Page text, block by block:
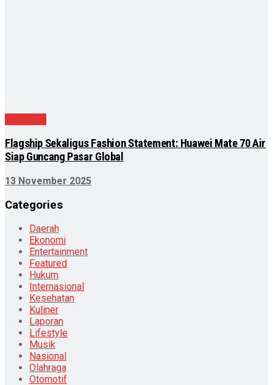
Flagship Sekaligus Fashion Statement: Huawei Mate 70 Air
Siap Guncang Pasar Global
13 November 2025
Categories
Daerah
Ekonomi
Entertainment
Featured
Hukum
Internasional
Kesehatan
Kuliner
Laporan
Lifestyle
Musik
Nasional
Olahraga
Otomotif